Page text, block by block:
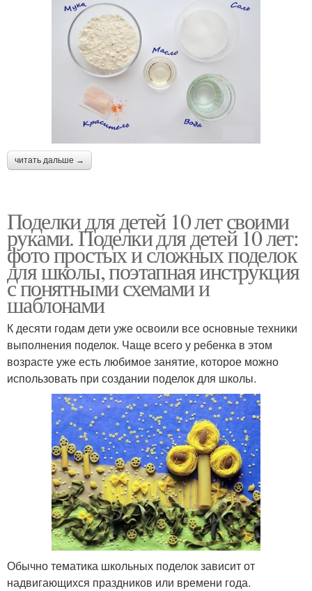
читать дальше →
Поделки для детей 10 лет своими
руками. Поделки для детей 10 лет:
фото простых и сложных поделок
для школы, поэтапная инструкция
с понятными схемами и
шаблонами
К десяти годам дети уже освоили все основные техники
выполнения поделок. Чаще всего у ребенка в этом
возрасте уже есть любимое занятие, которое можно
использовать при создании поделок для школы.
Обычно тематика школьных поделок зависит от
надвигающихся праздников или времени года.